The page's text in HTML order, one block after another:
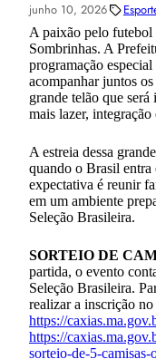
junho 10, 2026
A paixão pelo futebol
Sombrinhas. A
programação
acompanhar juntos
grande telão que
mais lazer,
A estreia dessa
quando o Brasil entra
expectativa é reunir
em um ambiente
Seleção Brasileira.
SORTEIO DE
partida, o evento
Seleção Brasileira.
realizar a inscrição
https://
https://
sorteio-de-5-